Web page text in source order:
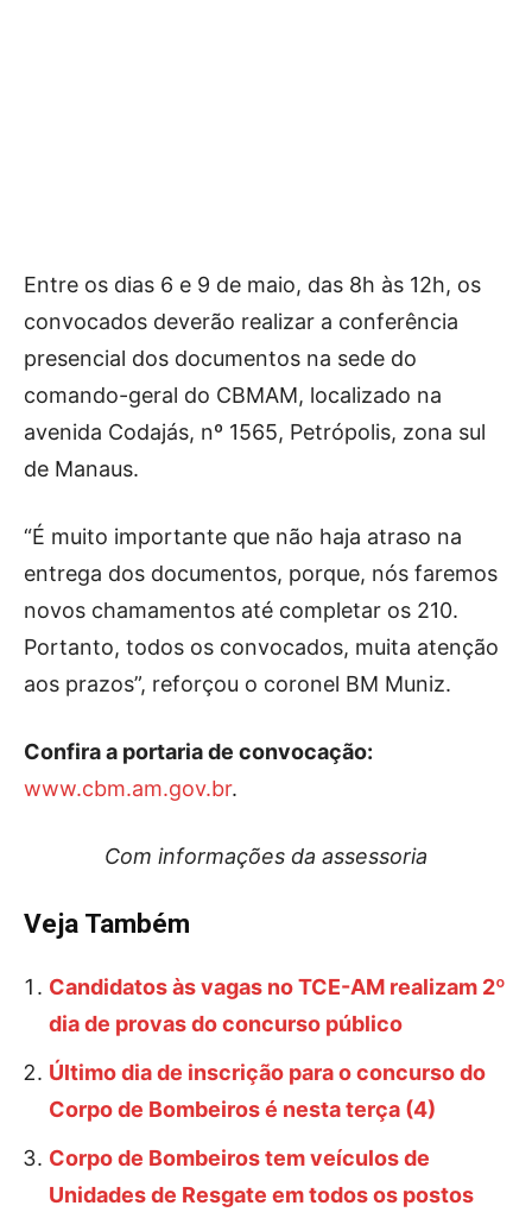
Entre os dias 6 e 9 de maio, das 8h às 12h, os
convocados deverão realizar a conferência
presencial dos documentos na sede do
comando-geral do CBMAM, localizado na
avenida Codajás, nº 1565, Petrópolis, zona sul
de Manaus.
“É muito importante que não haja atraso na
entrega dos documentos, porque, nós faremos
novos chamamentos até completar os 210.
Portanto, todos os convocados, muita atenção
aos prazos”, reforçou o coronel BM Muniz.
Confira a portaria de convocação:
www.cbm.am.gov.br.
Com informações da assessoria
Veja Também
Candidatos às vagas no TCE-AM realizam 2º
dia de provas do concurso público
Último dia de inscrição para o concurso do
Corpo de Bombeiros é nesta terça (4)
Corpo de Bombeiros tem veículos de
Unidades de Resgate em todos os postos